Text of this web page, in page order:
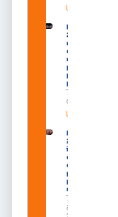
Leia mais »
Expofeira
2026 começa
neste sábado
com shows,
negócios e
programação
para todos os
públicos
7 de agosto
de 2026
Leia mais »
Expofeira
2026
impulsiona
economia
e aumenta
procura
por hotéis
na capital
7 de
agosto de